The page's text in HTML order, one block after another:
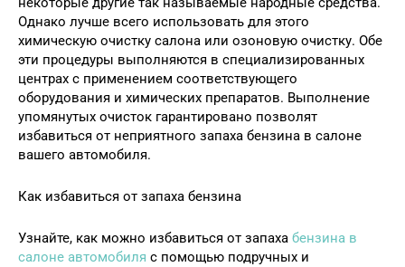
Однако лучше всего использовать для этого
химическую очистку салона или озоновую очистку. Обе
эти процедуры выполняются в специализированных
центрах с применением соответствующего
оборудования и химических препаратов. Выполнение
упомянутых очисток гарантировано позволят
избавиться от неприятного запаха бензина в салоне
вашего автомобиля.
Как избавиться от запаха бензина
Узнайте, как можно избавиться от запаха бензина в
салоне автомобиля с помощью подручных и